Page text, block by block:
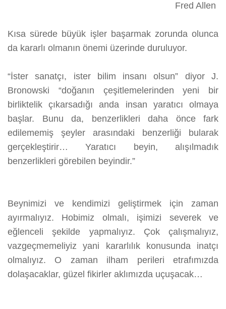
Fred Allen
Kısa sürede büyük işler başarmak zorunda olunca
da kararlı olmanın önemi üzerinde duruluyor.
“İster sanatçı, ister bilim insanı olsun” diyor J.
Bronowski “doğanın çeşitlemelerinden yeni bir
birliktelik çıkarsadığı anda insan yaratıcı olmaya
başlar. Bunu da, benzerlikleri daha önce fark
edilememiş şeyler arasındaki benzerliği bularak
gerçekleştirir… Yaratıcı beyin, alışılmadık
benzerlikleri görebilen beyindir.”
Beynimizi ve kendimizi geliştirmek için zaman
ayırmalıyız. Hobimiz olmalı, işimizi severek ve
eğlenceli şekilde yapmalıyız. Çok çalışmalıyız,
vazgeçmemeliyiz yani kararlılık konusunda inatçı
olmalıyız. O zaman ilham perileri etrafımızda
dolaşacaklar, güzel fikirler aklımızda uçuşacak…